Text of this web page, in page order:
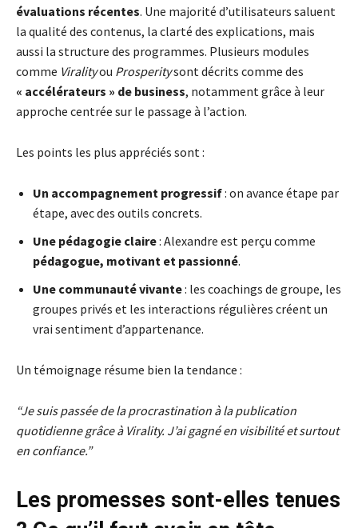
évaluations récentes. Une majorité d’utilisateurs saluent
la qualité des contenus, la clarté des explications, mais
aussi la structure des programmes. Plusieurs modules
comme Viralityou Prosperitysont décrits comme des
« accélérateurs » de business, notamment grâce à leur
approche centrée sur le passage à l’action.
Les points les plus appréciés sont :
Un accompagnement progressif: on avance étape par
étape, avec des outils concrets.
Une pédagogie claire: Alexandre est perçu comme
pédagogue, motivant et passionné.
Une communauté vivante: les coachings de groupe, les
groupes privés et les interactions régulières créent un
vrai sentiment d’appartenance.
Un témoignage résume bien la tendance :
“Je suis passée de la procrastination à la publication
quotidienne grâce à Virality. J’ai gagné en visibilité et surtout
en confiance.”
Les promesses sont-elles tenues